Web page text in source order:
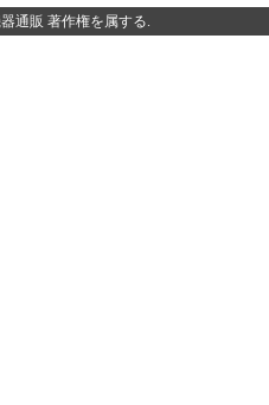
器通販 著作権を属する.